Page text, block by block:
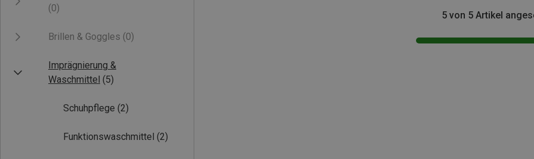
(0)
Brillen & Goggles (0)
Imprägnierung &
Waschmittel (5)
Schuhpflege (2)
Funktionswaschmittel (2)
5 von 5 Artikel